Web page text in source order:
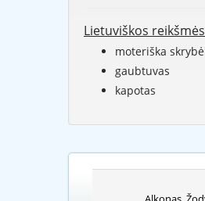
Lietuviškos
moteriška
gaubtuvas
kapotas